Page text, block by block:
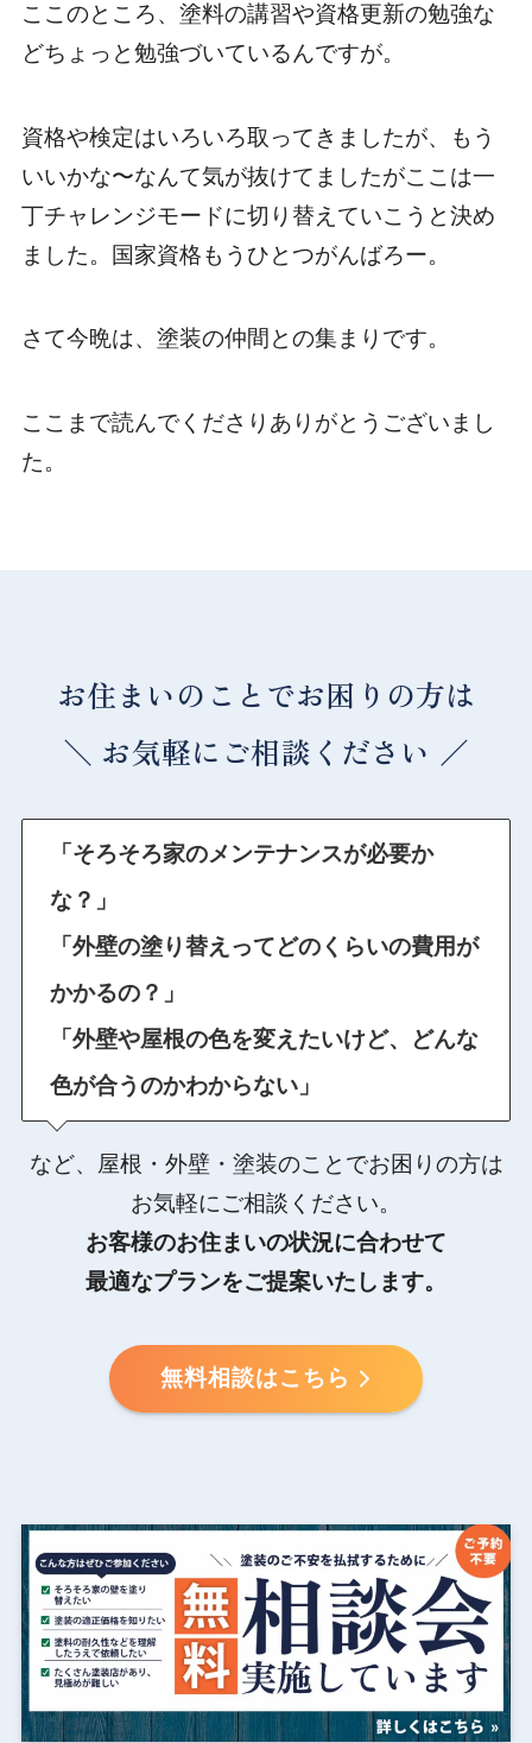
ここのところ、塗料の講習や資格更新の勉強な
どちょっと勉強づいているんですが。
資格や検定はいろいろ取ってきましたが、もう
いいかな〜なんて気が抜けてましたがここは一
丁チャレンジモードに切り替えていこうと決め
ました。国家資格もうひとつがんばろー。
さて今晩は、塗装の仲間との集まりです。
ここまで読んでくださりありがとうございまし
た。
お住まいのことでお困りの方は
＼ お気軽にご相談ください ／
「そろそろ家のメンテナンスが必要か
な？」
「外壁の塗り替えってどのくらいの費用が
かかるの？」
「外壁や屋根の色を変えたいけど、どんな
色が合うのかわからない」
など、屋根・外壁・塗装のことでお困りの方は
お気軽にご相談ください。
お客様のお住まいの状況に合わせて
最適なプランをご提案いたします。
無料相談はこちら